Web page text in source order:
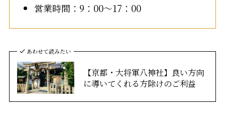
営業時間：9：00～17：00
あわせて読みたい
【京都・大将軍八神社】良い方向
に導いてくれる方除けのご利益